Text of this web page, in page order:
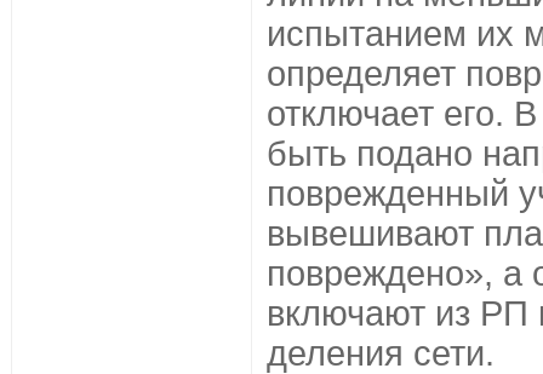
испытанием их
определяет
отключает его.
быть подано
поврежденный
вывешивают
повреждено», а
включают из РП
деления сети.